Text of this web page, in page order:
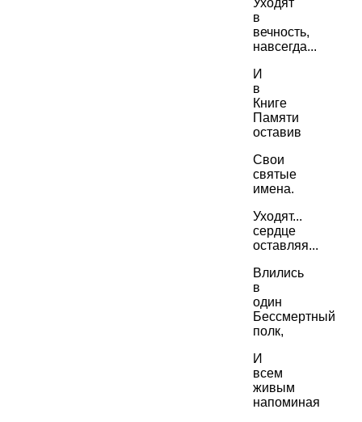
в
вечность,
навсегда...
И
в
Книге
Памяти
оставив
Свои
святые
имена.
Уходят...
сердце
оставляя...
Влились
в
один
Бессмертный
полк,
И
всем
живым
напоминая